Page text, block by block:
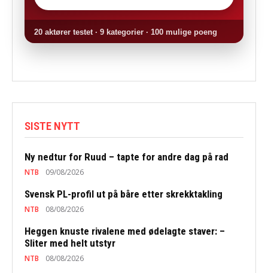
20 aktører testet · 9 kategorier · 100 mulige poeng
SISTE NYTT
Ny nedtur for Ruud – tapte for andre dag på rad
NTB 09/08/2026
Svensk PL-profil ut på båre etter skrekktakling
NTB 08/08/2026
Heggen knuste rivalene med ødelagte staver: –
Sliter med helt utstyr
NTB 08/08/2026